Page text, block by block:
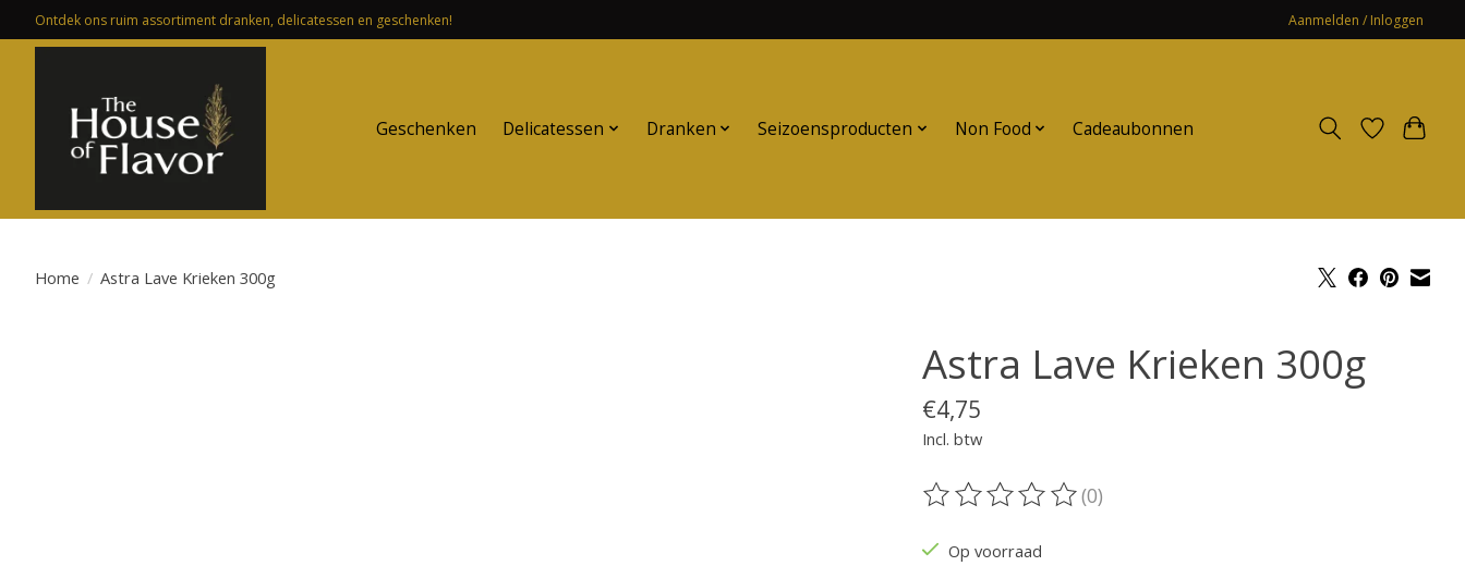
Ontdek ons ruim assortiment dranken, delicatessen en geschenken! Aanmelden / Inloggen
Geschenken Delicatessen Dranken Seizoensproducten Non Food Cadeaubonnen
Home / Astra Lave Krieken 300g
Astra Lave Krieken 300g
€4,75
Incl. btw
De beoordeling van dit product is
(0)
Op voorraad